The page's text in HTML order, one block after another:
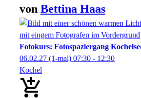
von Bettina Haas
Fotokurs: Fotospaziergang
06.02.27 (1-mal) 07:30 - 12:30
Kochel